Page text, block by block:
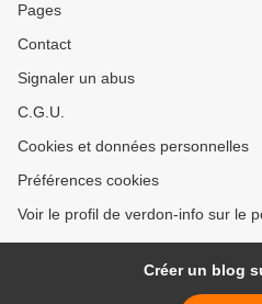
Pages
Contact
Signaler un abus
C.G.U.
Cookies et données personnelles
Préférences cookies
Voir le profil de verdon-info sur le
Créer un blog